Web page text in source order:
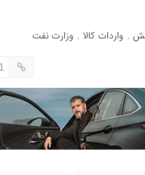
, واردات کالا , وزارت نفت